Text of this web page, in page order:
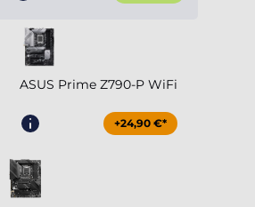
ASUS Prime Z790-P WiFi
+24,90 €*